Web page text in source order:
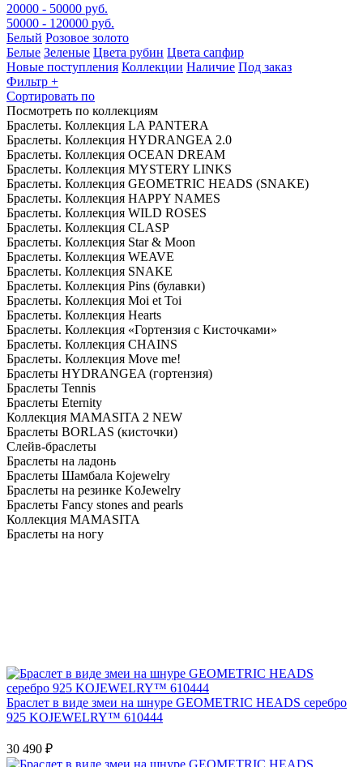
20000 - 50000 руб.
50000 - 120000 руб.
Белый Розовое золото
Белые Зеленые Цвета рубин Цвета сапфир
Новые поступления Коллекции Наличие Под заказ
Фильтр +
Сортировать по
Посмотреть по коллекциям
Браслеты. Коллекция LA PANTERA
Браслеты. Коллекция HYDRANGEA 2.0
Браслеты. Коллекция OCEAN DREAM
Браслеты. Коллекция MYSTERY LINKS
Браслеты. Коллекция GEOMETRIC HEADS (SNAKE)
Браслеты. Коллекция HAPPY NAMES
Браслеты. Коллекция WILD ROSES
Браслеты. Коллекция CLASP
Браслеты. Коллекция Star & Moon
Браслеты. Коллекция WEAVE
Браслеты. Коллекция SNAKE
Браслеты. Коллекция Pins (булавки)
Браслеты. Коллекция Moi et Toi
Браслеты. Коллекция Hearts
Браслеты. Коллекция «Гортензия с Кисточками»
Браслеты. Коллекция CHAINS
Браслеты. Коллекция Move me!
Браслеты HYDRANGEA (гортензия)
Браслеты Tennis
Браслеты Eternity
Коллекция MAMASITA 2 NEW
Браслеты BORLAS (кисточки)
Слейв-браслеты
Браслеты на ладонь
Браслеты Шамбала Kojewelry
Браслеты на резинке KoJewelry
Браслеты Fancy stones and pearls
Коллекция MAMASITA
Браслеты на ногу
Браслет в виде змеи на шнуре GEOMETRIC HEADS серебро
925 KOJEWELRY™ 610444
30 490 ₽